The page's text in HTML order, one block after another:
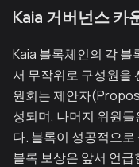
Kaia 거버넌스 카
Kaia 블록체인의 각
서 무작위로 구성원을
원회는 제안자
성되며, 나머지 위원
다. 블록이 성공적으
블록 보상은 앞서 언